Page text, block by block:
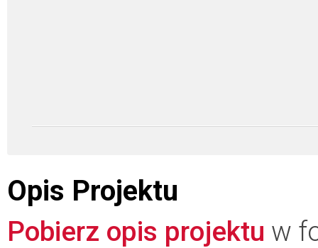
Opis Projektu
Pobierz opis projektu w